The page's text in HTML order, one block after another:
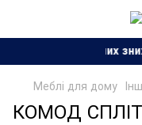
Сезон спекотних
Меблі для дому
КОМОД СПЛІТ